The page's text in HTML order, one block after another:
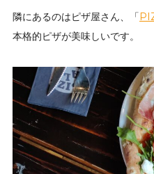
隣にあるのはピザ屋さん、「
本格的ピザが美味しいです。